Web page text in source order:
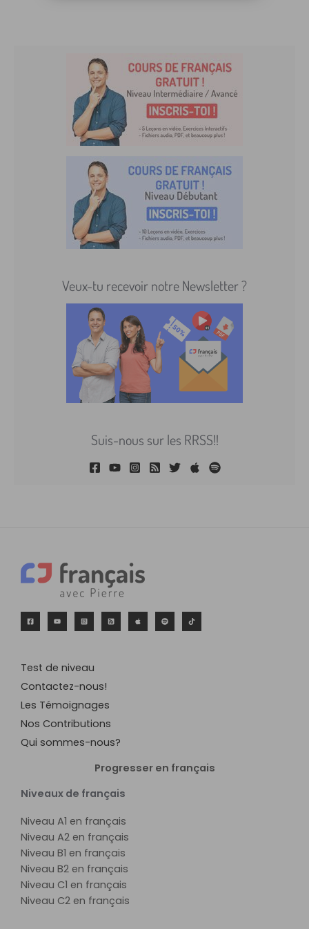
Veux-tu recevoir notre Newsletter ?
Suis-nous sur les RRSS!!
Test de niveau
Contactez-nous!
Les Témoignages
Nos Contributions
Qui sommes-nous?
Progresser en français
Niveaux de français
Niveau A1 en français
Niveau A2 en français
Niveau B1 en français
Niveau B2 en français
Niveau C1 en français
Niveau C2 en français